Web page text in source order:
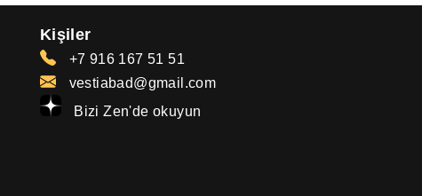
Kişiler
+7 916 167 51 51
vestiabad@gmail.com
Bizi Zen'de okuyun